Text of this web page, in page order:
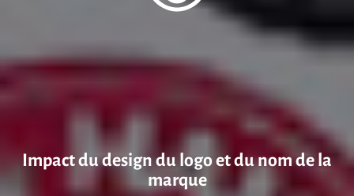
Impact du design du logo et du nom de la
marque